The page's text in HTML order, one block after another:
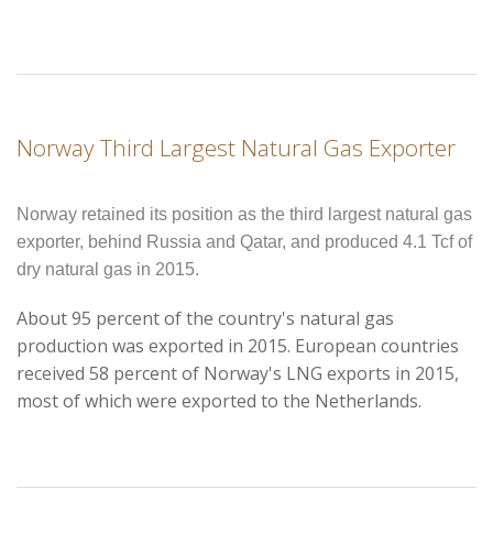
Norway Third Largest Natural Gas Exporter
Norway retained its position as the third largest natural gas
exporter, behind Russia and Qatar, and produced 4.1 Tcf of
dry natural gas in 2015.
About 95 percent of the country's natural gas
production was exported in 2015. European countries
received 58 percent of Norway's LNG exports in 2015,
most of which were exported to the Netherlands.